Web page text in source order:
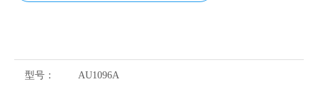
型号： AU1096A